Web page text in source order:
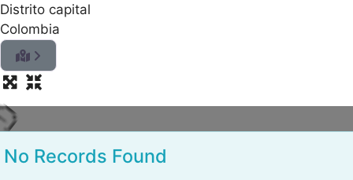
Distrito capital
Colombia
o
a
d
No Records Found